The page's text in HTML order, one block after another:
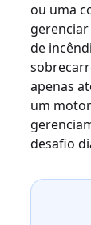
ou uma
de
apenas
um
desafio